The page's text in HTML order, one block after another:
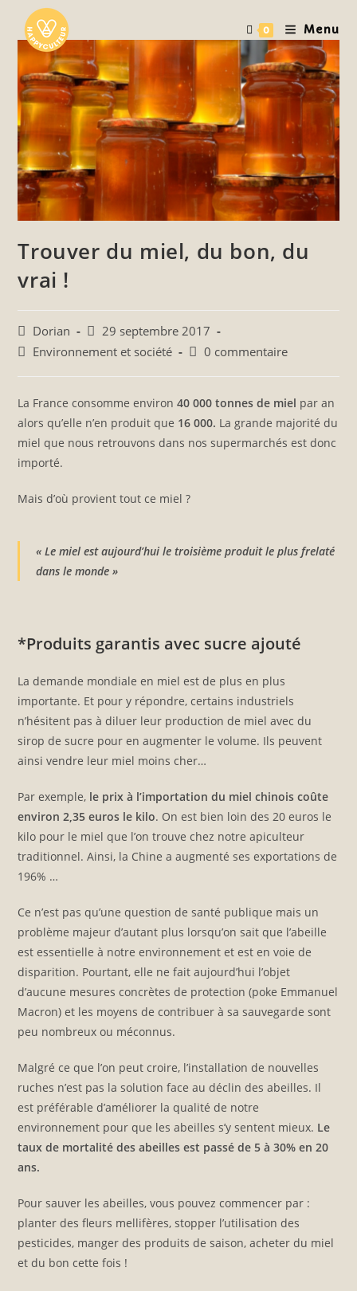
content
0 Menu
Trouver du miel, du bon, du
vrai !
Auteur/autrice
de
publication
:
Dorian
Post
published:
29 septembre 2017
PostEnvironnement et société
Post0 commentaire
La France consomme environ40 000 tonnes de miel par an
alors qu’elle n’en produit que 16 000. La grande majorité du
miel que nous retrouvons dans nos supermarchés est donc
importé.
Mais d’où provient tout ce miel ?
« Le miel est aujourd’hui le troisième produit le plus frelaté
dans le monde »
*Produits garantis avec sucre ajouté
La demande mondiale en miel est de plus en plus
importante. Et pour y répondre, certains industriels
n’hésitent pas à diluer leur production de miel avec du
sirop de sucre pour en augmenter le volume. Ils peuvent
ainsi vendre leur miel moins cher…
Par exemple, le prix à l’importation du miel chinois coûte
environ 2,35 euros le kilo. On est bien loin des 20 euros le
kilo pour le miel que l’on trouve chez notre apiculteur
traditionnel. Ainsi, la Chine a augmenté ses exportations de
196% …
Ce n’est pas qu’une question de santé publique mais un
problème majeur d’autant plus lorsqu’on sait que l’abeille
est essentielle à notre environnement et est en voie de
disparition. Pourtant, elle ne fait aujourd’hui l’objet
d’aucune mesures concrètes de protection (poke Emmanuel
Macron) et les moyens de contribuer à sa sauvegarde sont
peu nombreux ou méconnus.
Malgré ce que l’on peut croire, l’installation de nouvelles
ruches n’est pas la solution face au déclin des abeilles. Il
est préférable d’améliorer la qualité de notre
environnement pour que les abeilles s’y sentent mieux. Le
taux de mortalité des abeilles est passé de 5 à 30% en 20
ans.
Pour sauver les abeilles, vous pouvez commencer par :
planter des fleurs mellifères, stopper l’utilisation des
pesticides, manger des produits de saison, acheter du miel
et du bon cette fois !